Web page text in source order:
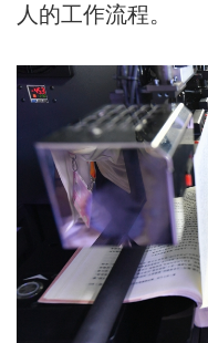
人的工作流程。